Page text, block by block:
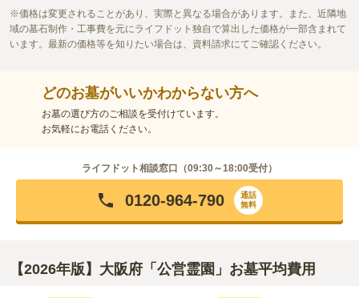
はホームセンターを利用、法事をするときは、近親者のみなので、駅近く
の飲食店を使用している。
口コミの続きを読む
価格は変更されることがあり、実際と異なる場合があります。また、近隣地
域の墓石制作・工事費を元にライフドット独自で算出した価格が一部含まれて
います。最新の価格等を知りたい場合は、資料請求にてご確認ください。
どのお墓がいいかわからない方へ
お墓の選び方のご相談を受付けています。
お気軽にお電話ください。
ライフドット相談窓口（09:30～18:00受付）
0120-964-790
通話
無料
【2026年版】大阪府「公営霊園」お墓平均費用